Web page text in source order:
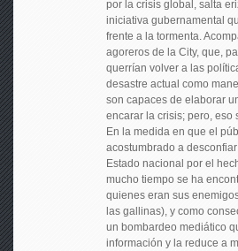
por la crisis global, salta
iniciativa gubernamental
frente a la tormenta.
agoreros de la City, que,
querrían volver a las
desastre actual como
son capaces de elaborar
encarar la crisis; pero, eso
En la medida en que el
acostumbrado a
Estado nacional por el
mucho tiempo se ha
quienes eran sus
las gallinas), y como
un bombardeo mediático
información y la reduce a